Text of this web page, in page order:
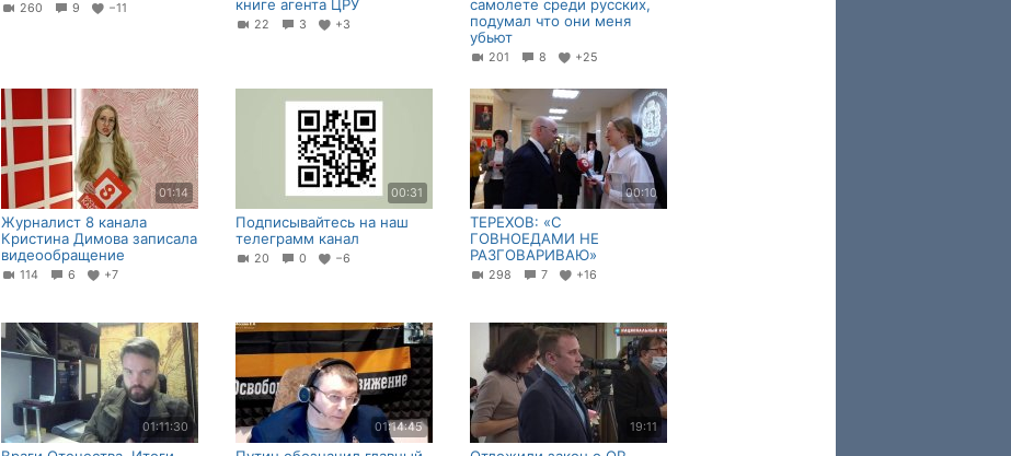
260 9 −11
книге агента ЦРУ
22 3 +3
самолете среди русских,
подумал что они меня
убьют
201 8 +25
01:14
Журналист 8 канала
Кристина Димова записала
видеообращение
114 6 +7
00:31
Подписывайтесь на наш
телеграмм канал
20 0 −6
00:10
ТЕРЕХОВ: «С
ГОВНОЕДАМИ НЕ
РАЗГОВАРИВАЮ»
298 7 +16
01:11:30 01:14:45 19:11